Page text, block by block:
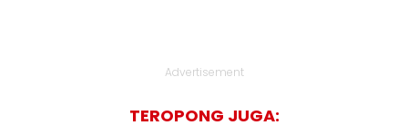
Advertisement
TEROPONG JUGA: